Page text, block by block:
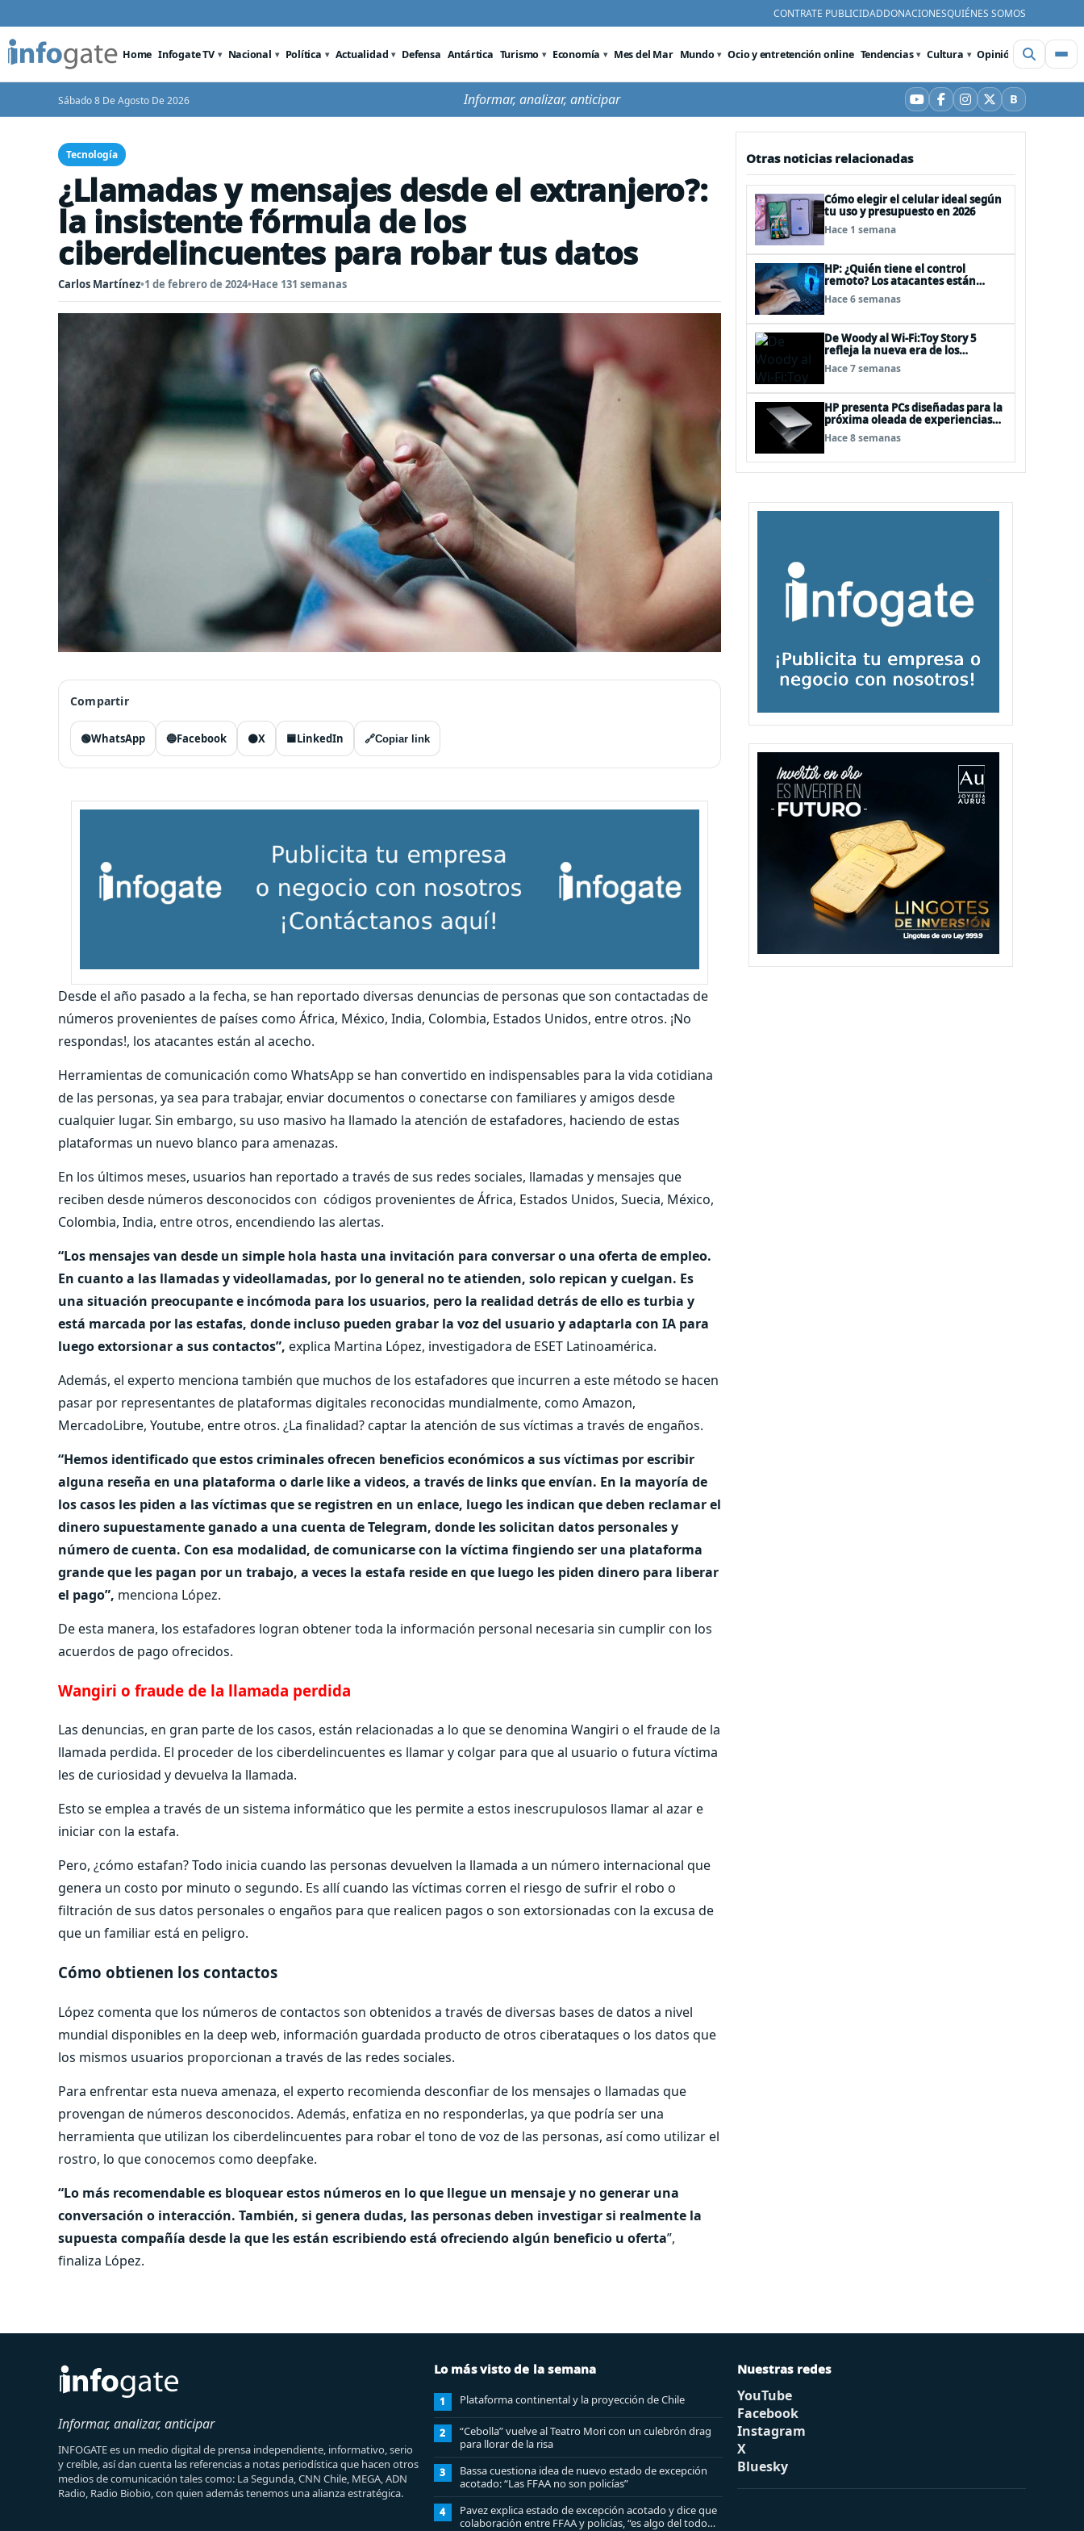
CONTRATE PUBLICIDADDONACIONESQUIÉNES SOMOS
Home Infogate TV Nacional Política Actualidad Defensa Antártica Turismo Economía Mes del Mar Mundo Ocio y entretención online Tendencias Cultura Opinión Videos
Sábado 8 De Agosto De 2026 Informar, analizar, anticipar YouTube
Facebook
Instagram
X BBluesky
Tecnología
¿Llamadas y mensajes desde el extranjero?:
la insistente fórmula de los
ciberdelincuentes para robar tus datos
Carlos Martínez•1 de febrero de 2024•Hace 131 semanas
Compartir
🟢WhatsApp 🔵Facebook ⚫X 🟦LinkedIn 🔗Copiar link
Desde el año pasado a la fecha, se han reportado diversas denuncias de personas que son contactadas de
números provenientes de países como África, México, India, Colombia, Estados Unidos, entre otros. ¡No
respondas!, los atacantes están al acecho.
Herramientas de comunicación como WhatsApp se han convertido en indispensables para la vida cotidiana
de las personas, ya sea para trabajar, enviar documentos o conectarse con familiares y amigos desde
cualquier lugar. Sin embargo, su uso masivo ha llamado la atención de estafadores, haciendo de estas
plataformas un nuevo blanco para amenazas.
En los últimos meses, usuarios han reportado a través de sus redes sociales, llamadas y mensajes que
reciben desde números desconocidos con códigos provenientes de África, Estados Unidos, Suecia, México,
Colombia, India, entre otros, encendiendo las alertas.
“Los mensajes van desde un simple hola hasta una invitación para conversar o una oferta de empleo.
En cuanto a las llamadas y videollamadas, por lo general no te atienden, solo repican y cuelgan. Es
una situación preocupante e incómoda para los usuarios, pero la realidad detrás de ello es turbia y
está marcada por las estafas, donde incluso pueden grabar la voz del usuario y adaptarla con IA para
luego extorsionar a sus contactos”, explica Martina López, investigadora de ESET Latinoamérica.
Además, el experto menciona también que muchos de los estafadores que incurren a este método se hacen
pasar por representantes de plataformas digitales reconocidas mundialmente, como Amazon,
MercadoLibre, Youtube, entre otros. ¿La finalidad? captar la atención de sus víctimas a través de engaños.
“Hemos identificado que estos criminales ofrecen beneficios económicos a sus víctimas por escribir
alguna reseña en una plataforma o darle like a videos, a través de links que envían. En la mayoría de
los casos les piden a las víctimas que se registren en un enlace, luego les indican que deben reclamar el
dinero supuestamente ganado a una cuenta de Telegram, donde les solicitan datos personales y
número de cuenta. Con esa modalidad, de comunicarse con la víctima fingiendo ser una plataforma
grande que les pagan por un trabajo, a veces la estafa reside en que luego les piden dinero para liberar
el pago”, menciona López.
De esta manera, los estafadores logran obtener toda la información personal necesaria sin cumplir con los
acuerdos de pago ofrecidos.
Wangiri o fraude de la llamada perdida
Las denuncias, en gran parte de los casos, están relacionadas a lo que se denomina Wangiri o el fraude de la
llamada perdida. El proceder de los ciberdelincuentes es llamar y colgar para que al usuario o futura víctima
les de curiosidad y devuelva la llamada.
Esto se emplea a través de un sistema informático que les permite a estos inescrupulosos llamar al azar e
iniciar con la estafa.
Pero, ¿cómo estafan? Todo inicia cuando las personas devuelven la llamada a un número internacional que
genera un costo por minuto o segundo. Es allí cuando las víctimas corren el riesgo de sufrir el robo o
filtración de sus datos personales o engaños para que realicen pagos o son extorsionadas con la excusa de
que un familiar está en peligro.
Cómo obtienen los contactos
López comenta que los números de contactos son obtenidos a través de diversas bases de datos a nivel
mundial disponibles en la deep web, información guardada producto de otros ciberataques o los datos que
los mismos usuarios proporcionan a través de las redes sociales.
Para enfrentar esta nueva amenaza, el experto recomienda desconfiar de los mensajes o llamadas que
provengan de números desconocidos. Además, enfatiza en no responderlas, ya que podría ser una
herramienta que utilizan los ciberdelincuentes para robar el tono de voz de las personas, así como utilizar el
rostro, lo que conocemos como deepfake.
“Lo más recomendable es bloquear estos números en lo que llegue un mensaje y no generar una
conversación o interacción. También, si genera dudas, las personas deben investigar si realmente la
supuesta compañía desde la que les están escribiendo está ofreciendo algún beneficio u oferta”,
finaliza López.
Otras noticias relacionadas
Cómo elegir el celular ideal según
tu uso y presupuesto en 2026
Hace 1 semana
HP: ¿Quién tiene el control
remoto? Los atacantes están
convirtiendo herramientas
legítimas de acceso remoto en
Hace 6 semanas
De Woody al Wi-Fi:Toy Story 5
refleja la nueva era de los
“juguetes digitales”
Hace 7 semanas
HP presenta PCs diseñadas para la
próxima oleada de experiencias
en Windows PC, impulsadas por
NVIDIA RTX Spark™
Hace 8 semanas
Informar, analizar, anticipar
INFOGATE es un medio digital de prensa independiente, informativo, serio
y creíble, así dan cuenta las referencias a notas periodística que hacen otros
medios de comunicación tales como: La Segunda, CNN Chile, MEGA, ADN
Radio, Radio Biobio, con quien además tenemos una alianza estratégica.
Lo más visto de la semana
1 Plataforma continental y la proyección de Chile
2
“Cebolla” vuelve al Teatro Mori con un culebrón drag
para llorar de la risa
3
Bassa cuestiona idea de nuevo estado de excepción
acotado: “Las FFAA no son policías”
4
Pavez explica estado de excepción acotado y dice que
colaboración entre FFAA y policías, “es algo del todo
Nuestras redes
YouTube
Facebook
Instagram
X
Bluesky